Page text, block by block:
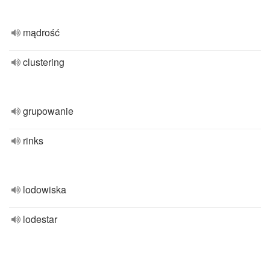
mądrość
clustering
grupowanie
rinks
lodowiska
lodestar